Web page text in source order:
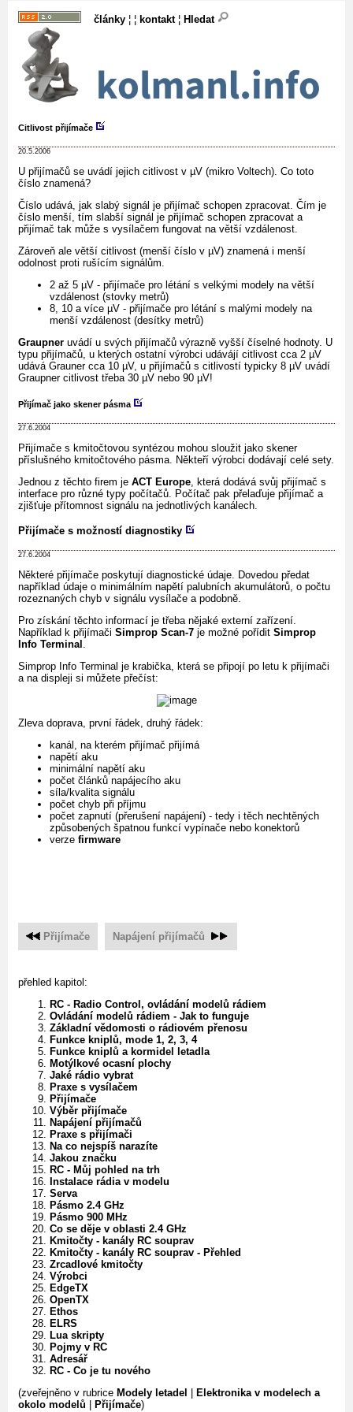
články ¦ ¦ kontakt¦ Hledat
Citlivost přijímače
20.5.2006
U přijímačů se uvádí jejich citlivost v µV (mikro Voltech). Co toto
číslo znamená?
Číslo udává, jak slabý signál je přijímač schopen zpracovat. Čím je
číslo menší, tím slabší signál je přijímač schopen zpracovat a
přijímač tak může s vysílačem fungovat na větší vzdálenost.
Zároveň ale větší citlivost (menší číslo v µV) znamená i menší
odolnost proti rušícím signálům.
2 až 5 µV - přijímače pro létání s velkými modely na větší
vzdálenost (stovky metrů)
8, 10 a více µV - přijímače pro létání s malými modely na
menší vzdálenost (desítky metrů)
Graupner uvádí u svých přijímačů výrazně vyšší číselné hodnoty. U
typu přijímačů, u kterých ostatní výrobci udávájí citlivost cca 2 µV
udává Grauner cca 10 µV, u přijímačů s citlivostí typicky 8 µV uvádí
Graupner citlivost třeba 30 µV nebo 90 µV!
Přijímač jako skener pásma
27.6.2004
Přijímače s kmitočtovou syntézou mohou sloužit jako skener
příslušného kmitočtového pásma. Někteří výrobci dodávají celé sety.
Jednou z těchto firem je ACT Europe , která dodává svůj přijímač s
interface pro různé typy počítačů. Počítač pak přelaďuje přijímač a
zjišťuje přítomnost signálu na jednotlivých kanálech.
Přijímače s možností diagnostiky
27.6.2004
Některé přijímače poskytují diagnostické údaje. Dovedou předat
například údaje o minimálním napětí palubních akumulátorů, o počtu
rozeznaných chyb v signálu vysílače a podobně.
Pro získání těchto informací je třeba nějaké externí zařízení.
Například k přijímači Simprop Scan-7 je možné pořídit Simprop
Info Terminal .
Simprop Info Terminal je krabička, která se připojí po letu k přijímači
a na displeji si můžete přečíst:
Zleva doprava, první řádek, druhý řádek:
kanál, na kterém přijímač přijímá
napětí aku
minimální napětí aku
počet článků napájecího aku
síla/kvalita signálu
počet chyb při příjmu
počet zapnutí (přerušení napájení) - tedy i těch nechtěných
způsobených špatnou funkcí vypínače nebo konektorů
verze firmware
Přijímače Napájení přijímačů
přehled kapitol:
RC - Radio Control, ovládání modelů rádiem
Ovládání modelů rádiem - Jak to funguje
Základní vědomosti o rádiovém přenosu
Funkce kniplů, mode 1, 2, 3, 4
Funkce kniplů a kormidel letadla
Motýlkové ocasní plochy
Jaké rádio vybrat
Praxe s vysílačem
Přijímače
Výběr přijímače
Napájení přijímačů
Praxe s přijímači
Na co nejspíš narazíte
Jakou značku
RC - Můj pohled na trh
Instalace rádia v modelu
Serva
Pásmo 2.4 GHz
Pásmo 900 MHz
Co se děje v oblasti 2.4 GHz
Kmitočty - kanály RC souprav
Kmitočty - kanály RC souprav - Přehled
Zrcadlové kmitočty
Výrobci
EdgeTX
OpenTX
Ethos
ELRS
Lua skripty
Pojmy v RC
Adresář
RC - Co je tu nového
(zveřejněno v rubrice Modely letadel
Elektronika v modelech a
okolo modelů
Přijímače)